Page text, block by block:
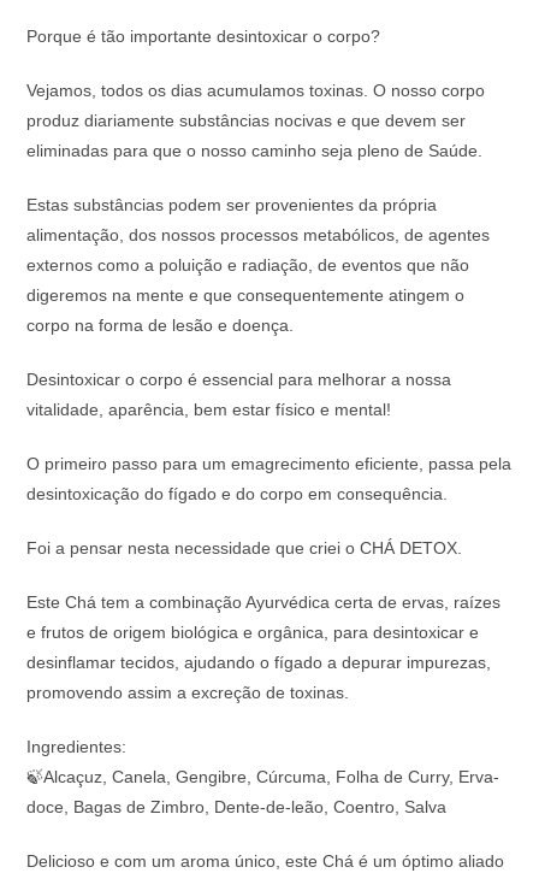
Porque é tão importante desintoxicar o corpo?
Vejamos, todos os dias acumulamos toxinas. O nosso corpo
produz diariamente substâncias nocivas e que devem ser
eliminadas para que o nosso caminho seja pleno de Saúde.
Estas substâncias podem ser provenientes da própria
alimentação, dos nossos processos metabólicos, de agentes
externos como a poluição e radiação, de eventos que não
digeremos na mente e que consequentemente atingem o
corpo na forma de lesão e doença.
Desintoxicar o corpo é essencial para melhorar a nossa
vitalidade, aparência, bem estar físico e mental!
O primeiro passo para um emagrecimento eficiente, passa pela
desintoxicação do fígado e do corpo em consequência.
Foi a pensar nesta necessidade que criei o CHÁ DETOX.
Este Chá tem a combinação Ayurvédica certa de ervas, raízes
e frutos de origem biológica e orgânica, para desintoxicar e
desinflamar tecidos, ajudando o fígado a depurar impurezas,
promovendo assim a excreção de toxinas.
Ingredientes:
🍃Alcaçuz, Canela, Gengibre, Cúrcuma, Folha de Curry, Erva-
doce, Bagas de Zimbro, Dente-de-leão, Coentro, Salva
Delicioso e com um aroma único, este Chá é um óptimo aliado